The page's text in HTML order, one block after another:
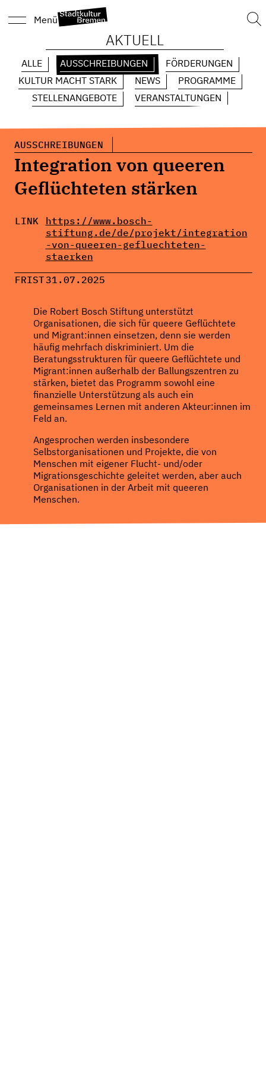
Menü
AKTUELL
ALLE AUSSCHREIBUNGEN
FÖRDERUNGEN
KULTUR MACHT STARK
NEWS
PROGRAMME
STELLENANGEBOTE
VERANSTALTUNGEN
AUSSCHREIBUNGEN
Integration von queeren
Geflüchteten stärken
LINK
https://www.bosch-
stiftung.de/de/projekt/integration
-von-queeren-gefluechteten-
staerken
FRIST31.07.2025
Die Robert Bosch Stiftung unterstützt
Organisationen, die sich für queere Geflüchtete
und Migrant:innen einsetzen, denn sie werden
häufig mehrfach diskriminiert. Um die
Beratungsstrukturen für queere Geflüchtete und
Migrant:innen außerhalb der Ballungszentren zu
stärken, bietet das Programm sowohl eine
finanzielle Unterstützung als auch ein
gemeinsames Lernen mit anderen Akteur:innen im
Feld an.
Angesprochen werden insbesondere
Selbstorganisationen und Projekte, die von
Menschen mit eigener Flucht- und/oder
Migrationsgeschichte geleitet werden, aber auch
Organisationen in der Arbeit mit queeren
Menschen.